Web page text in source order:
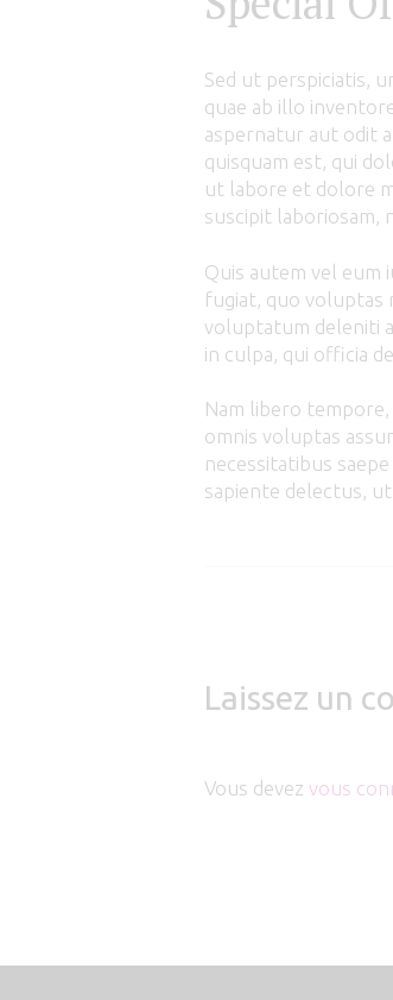
Sed ut perspiciatis,
quae ab illo
aspernatur aut odit
quisquam est, qui
ut labore et dolore
suscipit laboriosam,
Quis autem vel eum
fugiat, quo voluptas
voluptatum deleniti
in culpa, qui officia
Nam libero
omnis voluptas
necessitatibus
sapiente delectus,
Laissez un
Vous devez vous